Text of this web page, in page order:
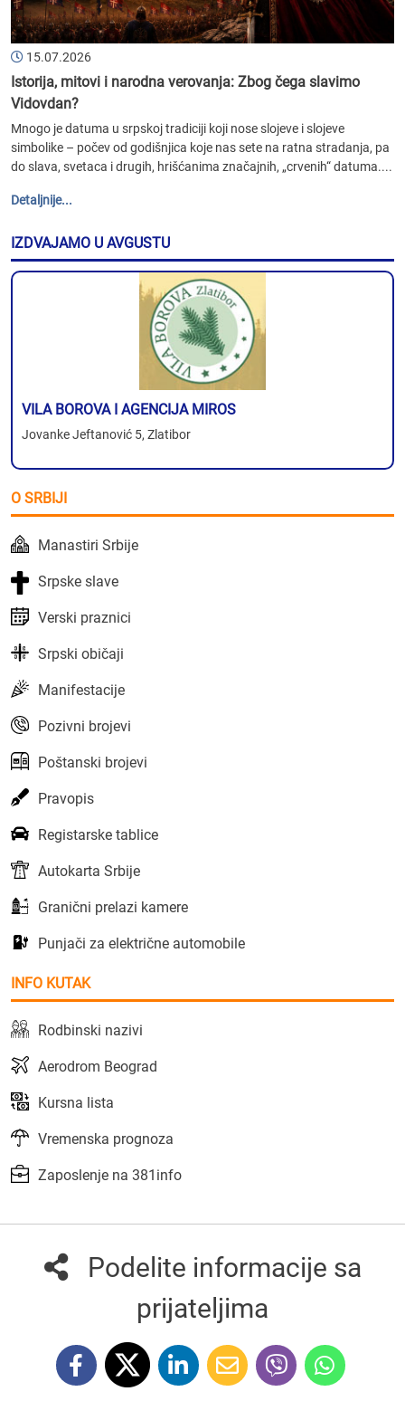
15.07.2026
Istorija, mitovi i narodna verovanja: Zbog čega slavimo
Vidovdan?
Mnogo je datuma u srpskoj tradiciji koji nose slojeve i slojeve
simbolike – počev od godišnjica koje nas sete na ratna stradanja, pa
do slava, svetaca i drugih, hrišćanima značajnih, „crvenih“ datuma....
Detaljnije...
IZDVAJAMO U AVGUSTU
VILA BOROVA I AGENCIJA MIROS
Jovanke Jeftanović 5, Zlatibor
O SRBIJI
Manastiri Srbije
Srpske slave
Verski praznici
Srpski običaji
Manifestacije
Pozivni brojevi
Poštanski brojevi
Pravopis
Registarske tablice
Autokarta Srbije
Granični prelazi kamere
Punjači za električne automobile
INFO KUTAK
Rodbinski nazivi
Aerodrom Beograd
Kursna lista
Vremenska prognoza
Zaposlenje na 381info
Podelite informacije sa
prijateljima